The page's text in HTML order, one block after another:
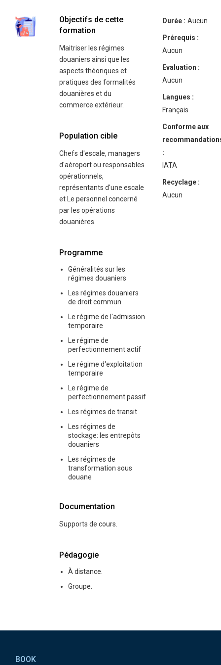
Objectifs de cette
formation
Maitriser les régimes
douaniers ainsi que les
aspects théoriques et
pratiques des formalités
douanières et du
commerce extérieur.
Population cible
Chefs d'escale, managers
d'aéroport ou responsables
opérationnels,
représentants d'une escale
et Le personnel concerné
par les opérations
douanières.
Programme
Généralités sur les
régimes douaniers
Les régimes douaniers
de droit commun
Le régime de l'admission
temporaire
Le régime de
perfectionnement actif
Le régime d'exploitation
temporaire
Le régime de
perfectionnement passif
Les régimes de transit
Les régimes de
stockage: les entrepôts
douaniers
Les régimes de
transformation sous
douane
Documentation
Supports de cours.
Pédagogie
À distance.
Groupe.
Durée : Aucun
Prérequis :
Aucun
Evaluation :
Aucun
Langues :
Français
Conforme aux
:
IATA
Recyclage :
Aucun
BOOK